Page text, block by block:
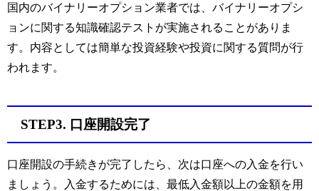
国内のバイナリーオプション業者では、バイナリーオプシ
ョンに関する知識確認テストが実施されることがありま
す。内容としては簡単な投資経験や投資に関する質問が行
われます。
STEP3. 口座開設完了
口座開設の手続きが完了したら、次は口座への入金を行い
ましょう。入金するためには、最低入金額以上の金額を用